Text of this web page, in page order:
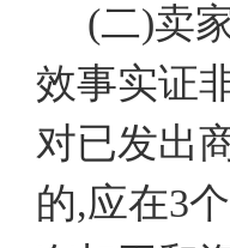
(二)卖
效事实证
对已发出
的,应在3